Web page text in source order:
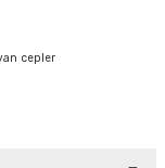
cepler